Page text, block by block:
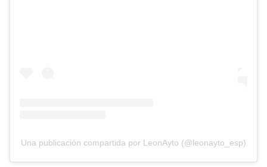
Una publicación compartida por LeonAyto (@leonayto_esp)